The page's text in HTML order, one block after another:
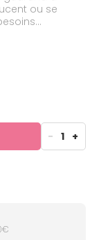
ou se
- 1 +